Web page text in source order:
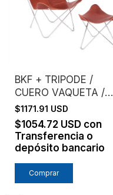
BKF + TRIPODE /
CUERO VAQUETA /
ESTRUCTURA
CROMO
$1171.91 USD
$1054.72 USD con
Transferencia o
depósito bancario
Comprar